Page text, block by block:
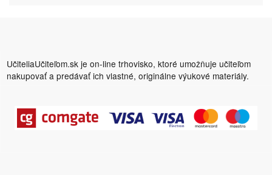
UčiteliaUčiteľom.sk je on-line trhovisko, ktoré umožňuje učiteľom
nakupovať a predávať ich vlastné, originálne výukové materiály.